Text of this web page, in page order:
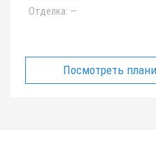
Отделка: —
Посмотреть